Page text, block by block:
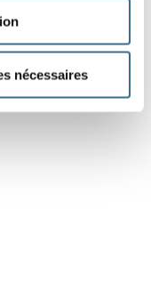
nécessaires